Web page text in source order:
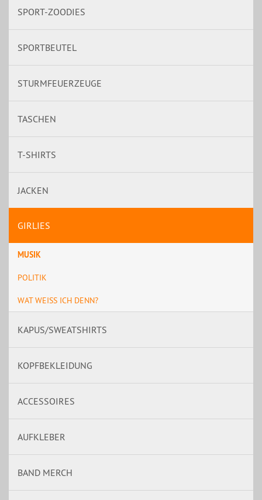
SPORT-ZOODIES
SPORTBEUTEL
STURMFEUERZEUGE
TASCHEN
T-SHIRTS
JACKEN
GIRLIES
MUSIK
POLITIK
WAT WEISS ICH DENN?
KAPUS/SWEATSHIRTS
KOPFBEKLEIDUNG
ACCESSOIRES
AUFKLEBER
BAND MERCH